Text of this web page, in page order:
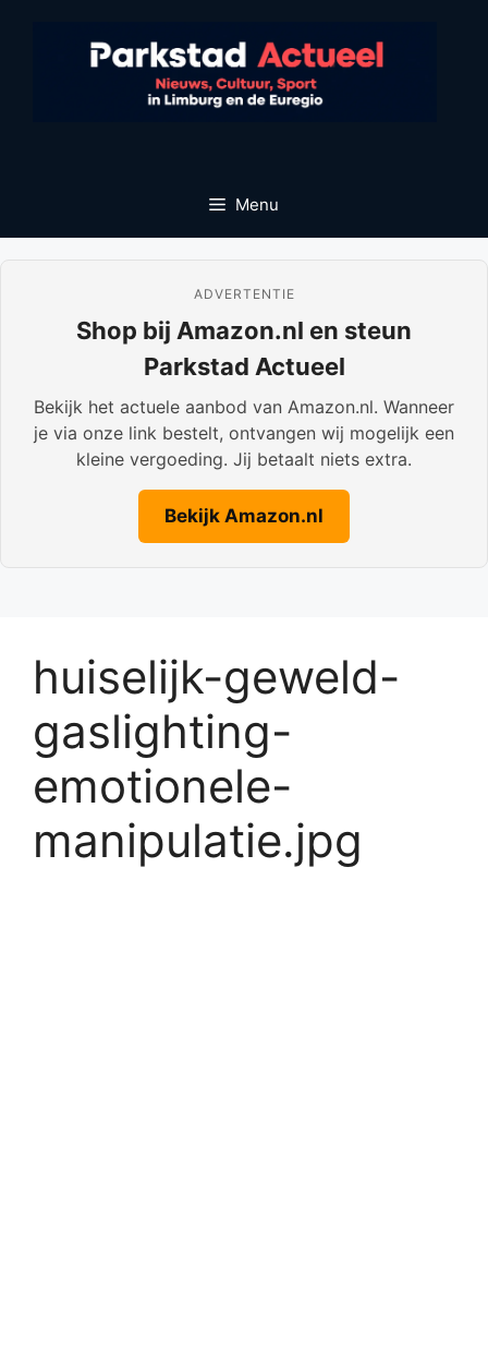
Menu
ADVERTENTIE
Shop bij Amazon.nl en steun
Parkstad Actueel
Bekijk het actuele aanbod van Amazon.nl. Wanneer
je via onze link bestelt, ontvangen wij mogelijk een
kleine vergoeding. Jij betaalt niets extra.
Bekijk Amazon.nl
huiselijk-geweld-
gaslighting-
emotionele-
manipulatie.jpg